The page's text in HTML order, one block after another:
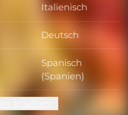
Italienisch
Deutsch
Spanisch
(Spanien)